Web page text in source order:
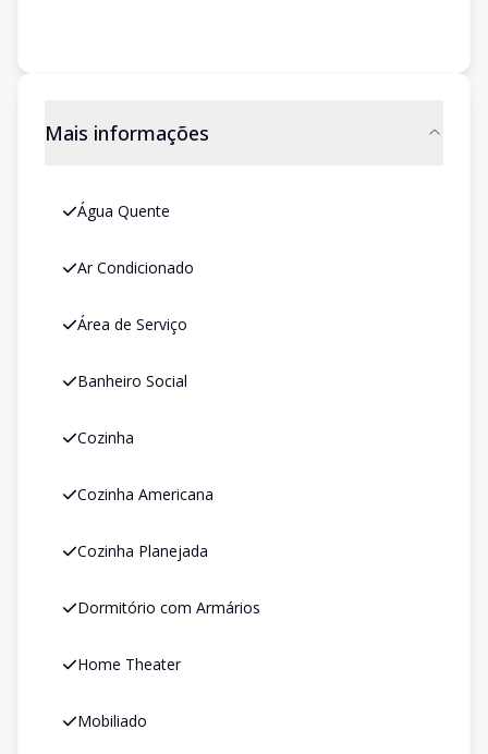
Mais informações
Água Quente
Ar Condicionado
Área de Serviço
Banheiro Social
Cozinha
Cozinha Americana
Cozinha Planejada
Dormitório com Armários
Home Theater
Mobiliado